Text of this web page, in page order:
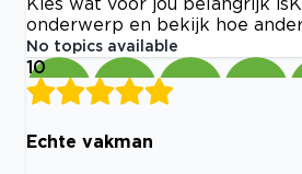
onderwerp en bekijk hoe
No topics available
10
Echte vakman